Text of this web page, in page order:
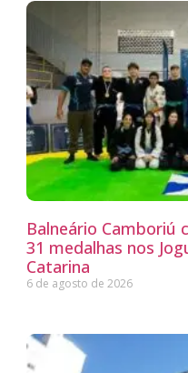
Balneário Camboriú
31 medalhas nos
Catarina
6 de agosto de 2026